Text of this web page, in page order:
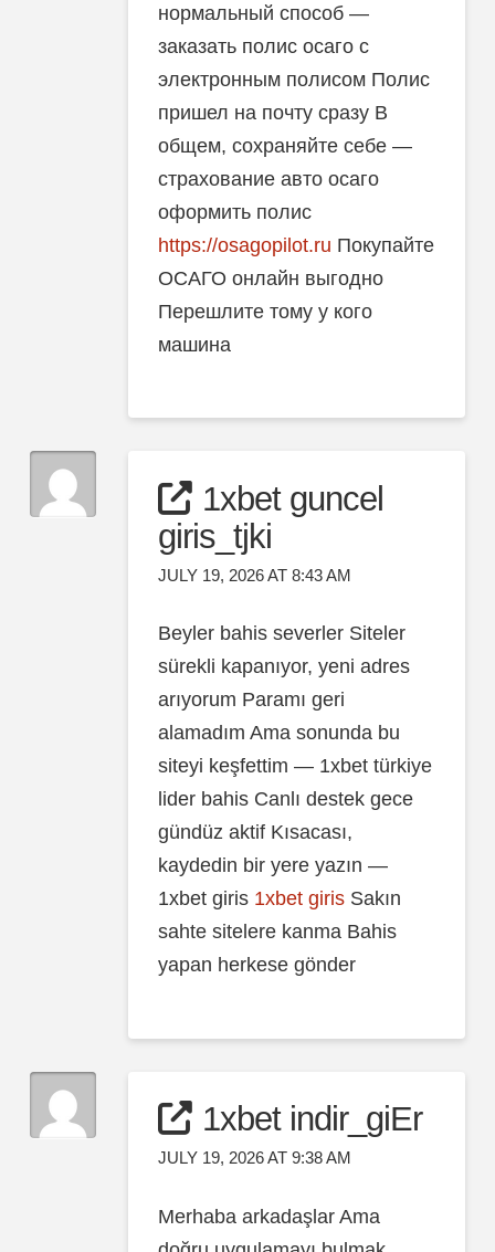
нормальный способ —
заказать полис осаго с
электронным полисом Полис
пришел на почту сразу В
общем, сохраняйте себе —
страхование авто осаго
оформить полис
https://osagopilot.ru Покупайте
ОСАГО онлайн выгодно
Перешлите тому у кого
машина
1xbet guncel
giris_tjki
JULY 19, 2026 AT 8:43 AM
Beyler bahis severler Siteler
sürekli kapanıyor, yeni adres
arıyorum Paramı geri
alamadım Ama sonunda bu
siteyi keşfettim — 1xbet türkiye
lider bahis Canlı destek gece
gündüz aktif Kısacası,
kaydedin bir yere yazın —
1xbet giris 1xbet giris Sakın
sahte sitelere kanma Bahis
yapan herkese gönder
1xbet indir_giEr
JULY 19, 2026 AT 9:38 AM
Merhaba arkadaşlar Ama